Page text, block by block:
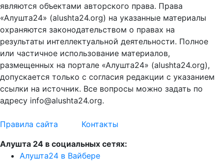
являются объектами авторского права. Права
«Алушта24» (alushta24.org) на указанные материалы
охраняются законодательством о правах на
результаты интеллектуальной деятельности. Полное
или частичное использование материалов,
размещенных на портале «Алушта24» (alushta24.org),
допускается только с согласия редакции с указанием
ссылки на источник. Все вопросы можно задать по
адресу info@alushta24.org.
Правила сайта
Контакты
Алушта 24 в социальных сетях:
Алушта24 в Вайбере